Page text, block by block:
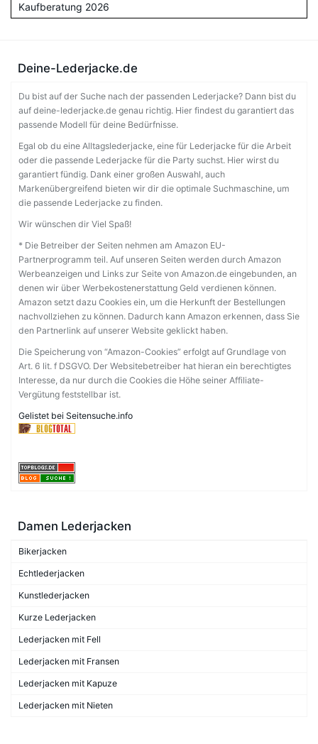
Kaufberatung 2026
Deine-Lederjacke.de
Du bist auf der Suche nach der passenden Lederjacke? Dann bist du
auf deine-lederjacke.de genau richtig. Hier findest du garantiert das
passende Modell für deine Bedürfnisse.
Egal ob du eine Alltagslederjacke, eine für Lederjacke für die Arbeit
oder die passende Lederjacke für die Party suchst. Hier wirst du
garantiert fündig. Dank einer großen Auswahl, auch
Markenübergreifend bieten wir dir die optimale Suchmaschine, um
die passende Lederjacke zu finden.
Wir wünschen dir Viel Spaß!
* Die Betreiber der Seiten nehmen am Amazon EU-
Partnerprogramm teil. Auf unseren Seiten werden durch Amazon
Werbeanzeigen und Links zur Seite von Amazon.de eingebunden, an
denen wir über Werbekostenerstattung Geld verdienen können.
Amazon setzt dazu Cookies ein, um die Herkunft der Bestellungen
nachvollziehen zu können. Dadurch kann Amazon erkennen, dass Sie
den Partnerlink auf unserer Website geklickt haben.
Die Speicherung von “Amazon-Cookies” erfolgt auf Grundlage von
Art. 6 lit. f DSGVO. Der Websitebetreiber hat hieran ein berechtigtes
Interesse, da nur durch die Cookies die Höhe seiner Affiliate-
Vergütung feststellbar ist.
Gelistet bei Seitensuche.info
Damen Lederjacken
Bikerjacken
Echtlederjacken
Kunstlederjacken
Kurze Lederjacken
Lederjacken mit Fell
Lederjacken mit Fransen
Lederjacken mit Kapuze
Lederjacken mit Nieten